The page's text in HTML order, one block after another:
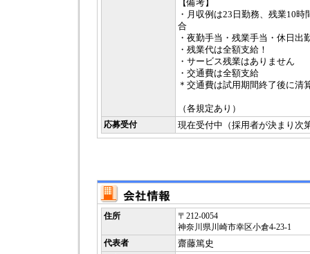
【備考】
・月収例は23日勤務、残業10
合
・夜勤手当・残業手当・休日出
・残業代は全額支給！
・サービス残業はありません
・交通費は全額支給
＊交通費は試用期間終了後に清
（各規定あり）
応募受付 現在受付中（採用者が決まり次
住所
〒212-0054
神奈川県川崎市幸区小倉4-23-1
代表者
齋藤篤史